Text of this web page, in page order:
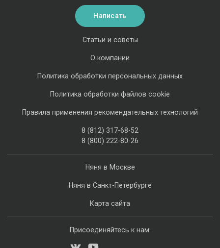
Няня в Москве
Няня в Санкт-Петербурге
Карта сайта
Статьи и советы
О компании
Политика обработки персональных данных
Политика обработки файлов cookie
Правила применения рекомендательных технологий
8 (812) 317-68-52
8 (800) 222-80-26
Написать
Присоединяйтесь к нам: